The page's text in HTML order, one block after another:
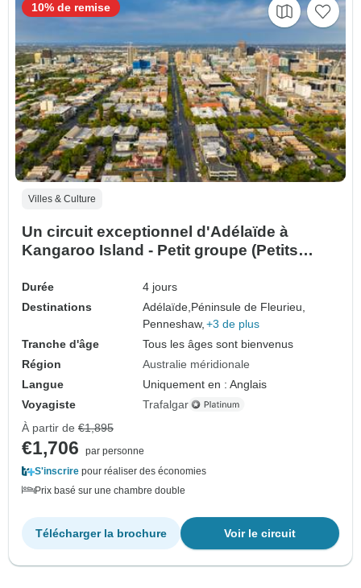
Villes & Culture
Un circuit exceptionnel d'Adélaïde à
Kangaroo Island - Petit groupe (Petits
Durée
4 jours
Destinations
Adélaïde, Péninsule de Fleurieu,
Penneshaw, +3 de plus
Tranche d'âge
Tous les âges sont bienvenus
Région
Australie méridionale
Langue
Uniquement en : Anglais
Voyagiste
Trafalgar
10% de remise
À partir de €1,895
€1,706
par personne
S'inscrire pour réaliser des économies
Prix basé sur une chambre double
Voir le circuit
Télécharger la brochure